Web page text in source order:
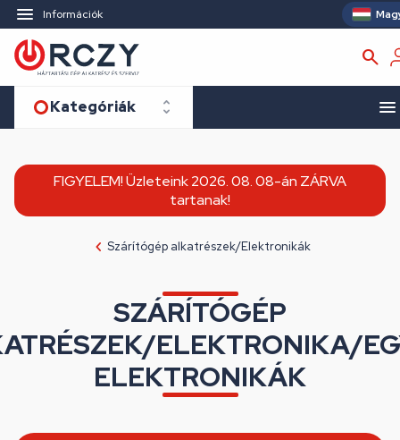
Információk
Kategóriák
FIGYELEM! Üzleteink 2026. 08. 08-án ZÁRVA
tartanak!
Szárítógép alkatrészek/Elektronikák
SZÁRÍTÓGÉP
ELEKTRONIKA/
ELEKTRONIKÁK